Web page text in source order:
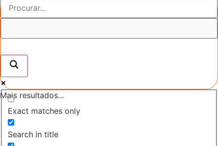
Mais resultados...
Exact matches only
Search in title